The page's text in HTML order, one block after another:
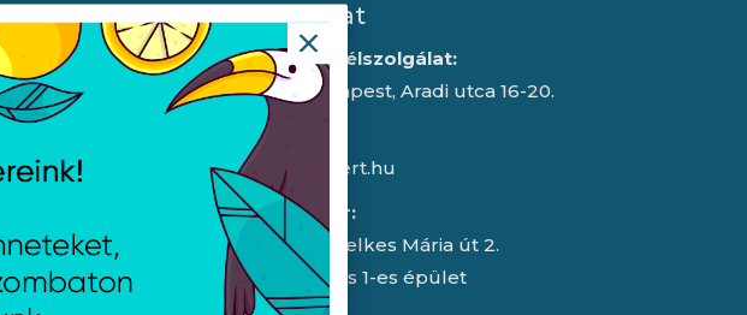
8:00 - 16:30
8:00 - 16:30
8:00 - 16:30
8:00 - 15:30
Kapcsolat
Iroda/ügyfélszolgálat:
1043 Budapest, Aradi utca 16-20.
E-mail:
info@expert.hu
RMA/raktár:
2151 Fót, Telkes Mária út 2.
HelloParks 1-es épület